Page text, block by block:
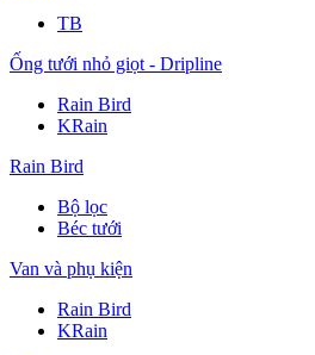
TB
Ống tưới nhỏ giọt - Dripline
Rain Bird
KRain
Rain Bird
Bộ lọc
Béc tưới
Van và phụ kiện
Rain Bird
KRain